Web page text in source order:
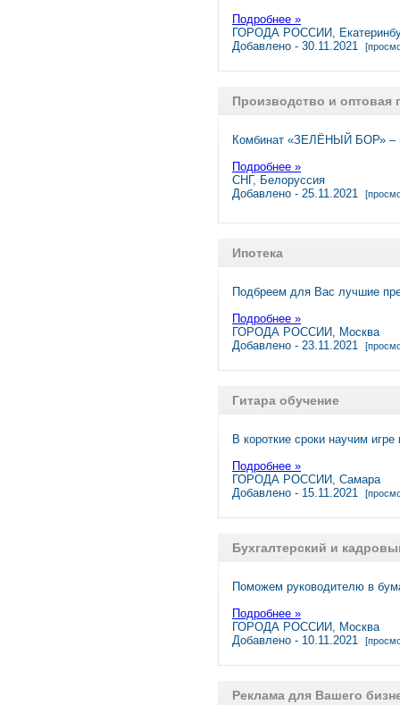
Подробнее »
ГОРОДА РОССИИ,
Добавлено - 30.11.2021
Производство и
Комбинат «ЗЕЛЁНЫЙ БОР» –
Подробнее »
СНГ, Белоруссия
Добавлено - 25.11.2021
Ипотека
Подбреем для Вас лучшие
Подробнее »
ГОРОДА РОССИИ, Москва
Добавлено - 23.11.2021
Гитара обучение
В короткие сроки научим
Подробнее »
ГОРОДА РОССИИ, Самара
Добавлено - 15.11.2021
Бухгалтерский и
Поможем руководителю в
Подробнее »
ГОРОДА РОССИИ, Москва
Добавлено - 10.11.2021
Реклама для Вашего